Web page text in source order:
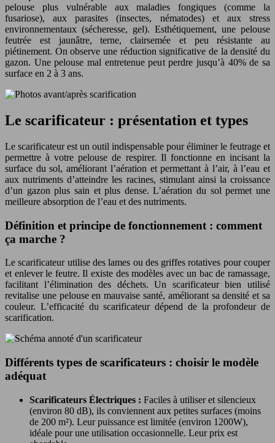
pelouse plus vulnérable aux maladies fongiques (comme la
fusariose), aux parasites (insectes, nématodes) et aux stress
environnementaux (sécheresse, gel). Esthétiquement, une pelouse
feutrée est jaunâtre, terne, clairsemée et peu résistante au
piétinement. On observe une réduction significative de la densité du
gazon. Une pelouse mal entretenue peut perdre jusqu’à 40% de sa
surface en 2 à 3 ans.
Le scarificateur : présentation et types
Le scarificateur est un outil indispensable pour éliminer le feutrage et
permettre à votre pelouse de respirer. Il fonctionne en incisant la
surface du sol, améliorant l’aération et permettant à l’air, à l’eau et
aux nutriments d’atteindre les racines, stimulant ainsi la croissance
d’un gazon plus sain et plus dense. L’aération du sol permet une
meilleure absorption de l’eau et des nutriments.
Définition et principe de fonctionnement : comment
ça marche ?
Le scarificateur utilise des lames ou des griffes rotatives pour couper
et enlever le feutre. Il existe des modèles avec un bac de ramassage,
facilitant l’élimination des déchets. Un scarificateur bien utilisé
revitalise une pelouse en mauvaise santé, améliorant sa densité et sa
couleur. L’efficacité du scarificateur dépend de la profondeur de
scarification.
Différents types de scarificateurs : choisir le modèle
adéquat
Scarificateurs Électriques : Faciles à utiliser et silencieux
(environ 80 dB), ils conviennent aux petites surfaces (moins
de 200 m²). Leur puissance est limitée (environ 1200W),
idéale pour une utilisation occasionnelle. Leur prix est